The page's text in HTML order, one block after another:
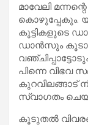
മാവേലി
കൊഴുപ്പേകും.
കുട്ടികളുടെ
ഡാൻസും
പിന്നെ
കുറവിലങ്ങാട്
സ്വാഗതം
കൂടുതൽ